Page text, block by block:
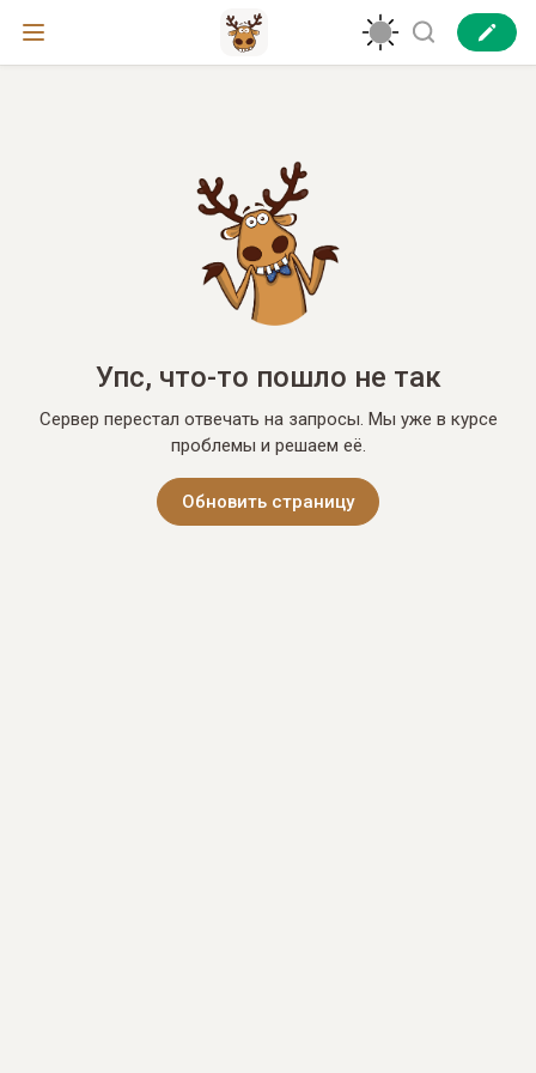
Упс, что-то пошло не так
Сервер перестал отвечать на запросы. Мы уже в курсе
проблемы и решаем её.
Обновить страницу